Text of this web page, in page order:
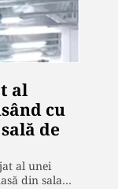
al
cu
de
al unei
din sala…